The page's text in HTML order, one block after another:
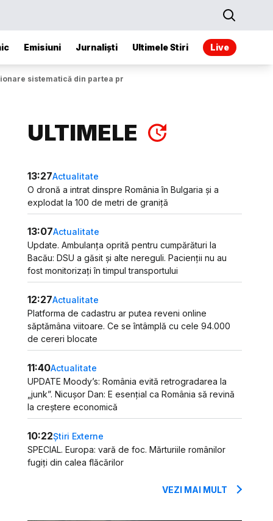
Emisiuni Jurnaliști Ultimele Stiri Live
sistematică din partea presei ucrainene”
ULTIMELE
13:27Actualitate
O dronă a intrat dinspre România în Bulgaria și a
explodat la 100 de metri de graniță
13:07Actualitate
Update. Ambulanța oprită pentru cumpărături la
Bacău: DSU a găsit și alte nereguli. Pacienții nu au
fost monitorizați în timpul transportului
12:27Actualitate
Platforma de cadastru ar putea reveni online
săptămâna viitoare. Ce se întâmplă cu cele 94.000
de cereri blocate
11:40Actualitate
UPDATE Moody’s: România evită retrogradarea la
„junk”. Nicușor Dan: E esențial ca România să revină
la creștere economică
10:22Știri Externe
SPECIAL. Europa: vară de foc. Mărturiile românilor
fugiți din calea flăcărilor
VEZI MAI MULT